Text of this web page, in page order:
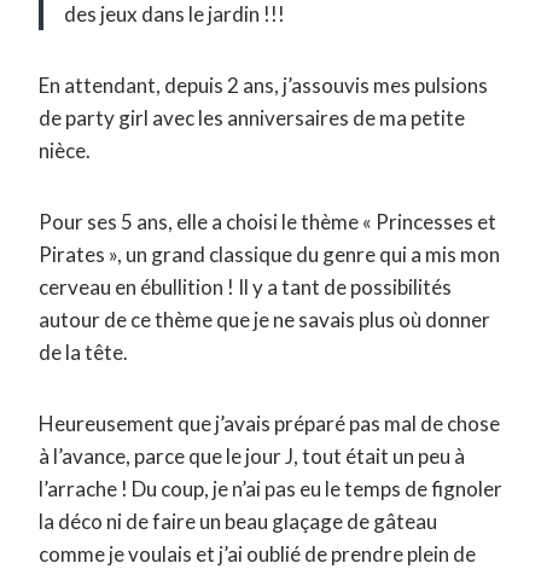
des jeux dans le jardin !!!
En attendant, depuis 2 ans, j’assouvis mes pulsions
de party girl avec les anniversaires de ma petite
nièce.
Pour ses 5 ans, elle a choisi le thème « Princesses et
Pirates », un grand classique du genre qui a mis mon
cerveau en ébullition ! Il y a tant de possibilités
autour de ce thème que je ne savais plus où donner
de la tête.
Heureusement que j’avais préparé pas mal de chose
à l’avance, parce que le jour J, tout était un peu à
l’arrache ! Du coup, je n’ai pas eu le temps de fignoler
la déco ni de faire un beau glaçage de gâteau
comme je voulais et j’ai oublié de prendre plein de